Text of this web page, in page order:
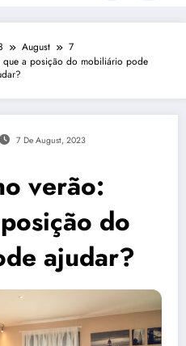
August
7
que a posição do mobiliário pode
7 De August, 2023
verão:
do
ajudar?